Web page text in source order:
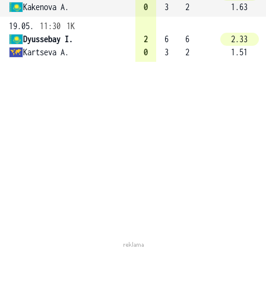
Kakenova A.
0
3
2
1.63
19.05.
11:30
1K
Dyussebay I.
Kartseva A.
2
0
6
3
6
2
2.33
1.51